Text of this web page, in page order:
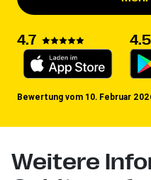
4.7 4.5
Bewertung vom 10. Februar
Weitere